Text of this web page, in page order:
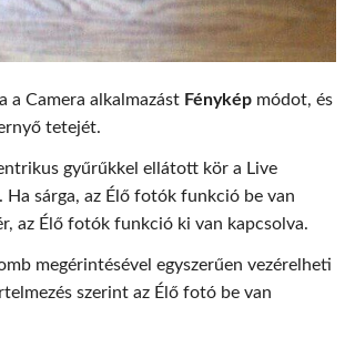
a Camera alkalmazást Fénykép módot, és
tetejét.
gyűrűkkel ellátott kör a Live
Ha sárga, az Élő fotók funkció be van
az Élő fotók funkció ki van kapcsolva.
megérintésével egyszerűen vezérelheti
szerint az Élő fotó be van